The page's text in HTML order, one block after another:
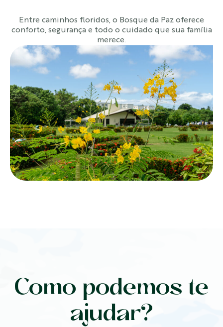
Entre caminhos floridos, o Bosque da Paz oferece
conforto, segurança e todo o cuidado que sua família
merece.
Como podemos te
ajudar?